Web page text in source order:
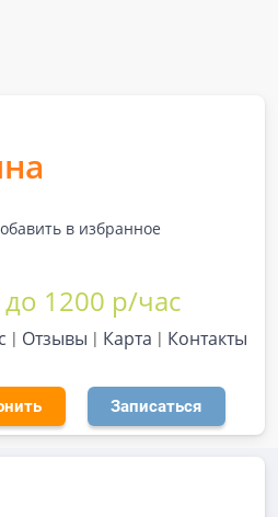
в избранное
1200 р/час
Отзывы Карта Контакты
Записаться